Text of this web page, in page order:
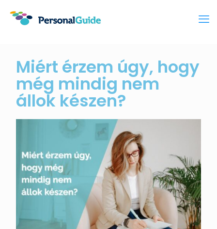
Miért érzem úgy, hogy
még mindig nem
állok készen?